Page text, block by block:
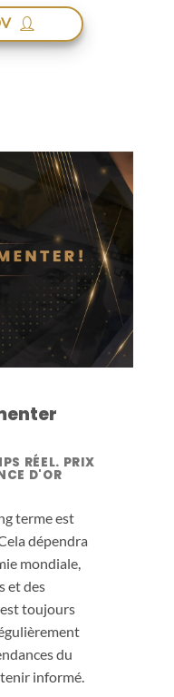
RÉEL. PRIX
D'OR
terme est
dépendra
mondiale,
et des
toujours
du
informé.